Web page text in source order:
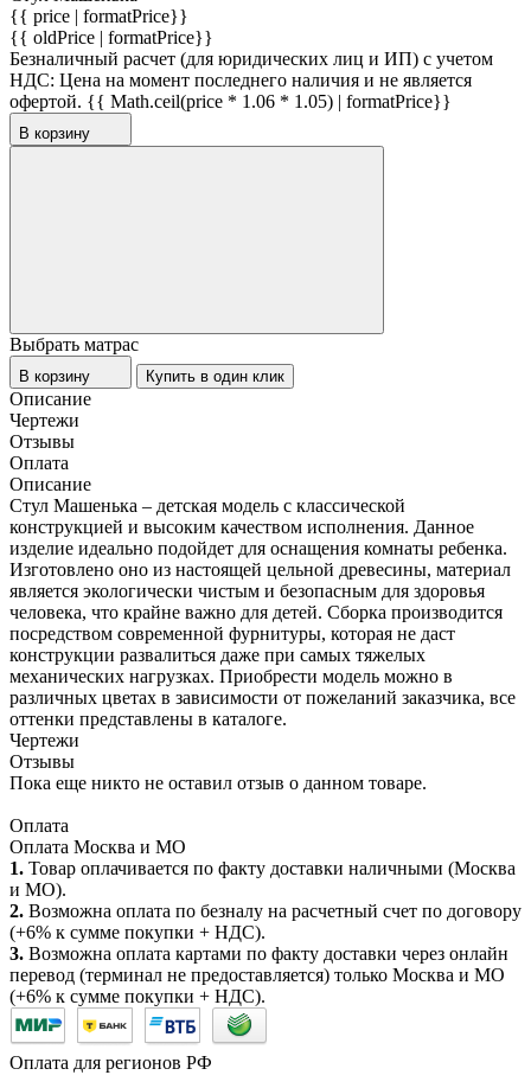
{{ price | formatPrice}}
{{ oldPrice | formatPrice}}
Безналичный расчет (для юридических лиц и ИП) с учетом
НДС: Цена на момент последнего наличия и не является
офертой. {{ Math.ceil(price * 1.06 * 1.05) | formatPrice}}
В корзину
Выбрать матрас
В корзину Купить в один клик
Описание
Чертежи
Отзывы
Оплата
Описание
Стул Машенька – детская модель с классической
конструкцией и высоким качеством исполнения. Данное
изделие идеально подойдет для оснащения комнаты ребенка.
Изготовлено оно из настоящей цельной древесины, материал
является экологически чистым и безопасным для здоровья
человека, что крайне важно для детей. Сборка производится
посредством современной фурнитуры, которая не даст
конструкции развалиться даже при самых тяжелых
механических нагрузках. Приобрести модель можно в
различных цветах в зависимости от пожеланий заказчика, все
оттенки представлены в каталоге.
Чертежи
Отзывы
Пока еще никто не оставил отзыв о данном товаре.
Оплата
Оплата Москва и МО
1. Товар оплачивается по факту доставки наличными (Москва
и МО).
2. Возможна оплата по безналу на расчетный счет по договору
(+6% к сумме покупки + НДС).
3. Возможна оплата картами по факту доставки через онлайн
перевод (терминал не предоставляется) только Москва и МО
(+6% к сумме покупки + НДС).
Оплата для регионов РФ